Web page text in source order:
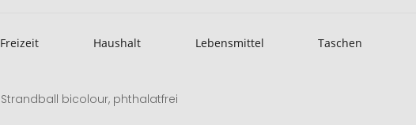
Freizeit Haushalt Lebensmittel Taschen
Strandball bicolour, phthalatfrei